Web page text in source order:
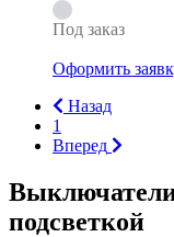
Под заказ
Оформить
Назад
1
Вперед
подсветкой